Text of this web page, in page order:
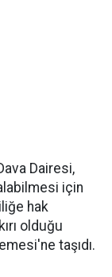
Dairesi,
için
hak
olduğu
taşıdı.